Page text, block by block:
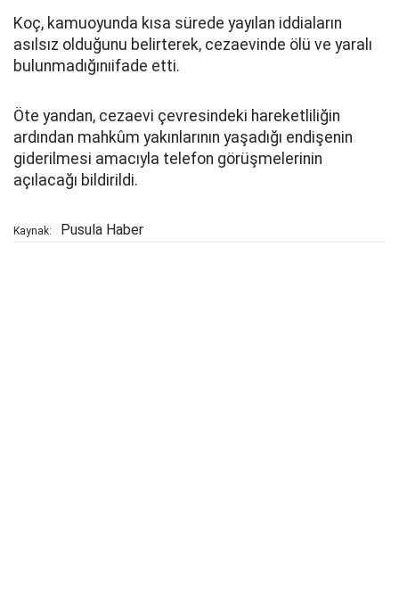
Koç, kamuoyunda kısa sürede yayılan iddiaların
asılsız olduğunu belirterek, cezaevinde ölü ve yaralı
bulunmadığınıifade etti.
Öte yandan, cezaevi çevresindeki hareketliliğin
ardından mahkûm yakınlarının yaşadığı endişenin
giderilmesi amacıyla telefon görüşmelerinin
açılacağı bildirildi.
Kaynak: Pusula Haber